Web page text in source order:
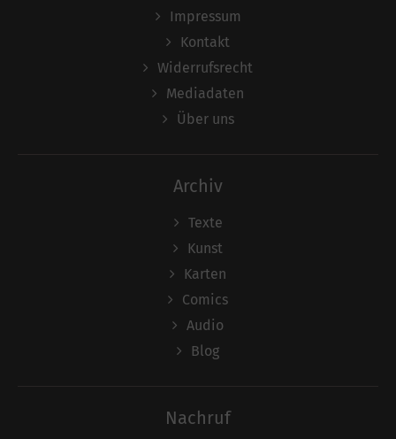
Impressum
Kontakt
Widerrufsrecht
Mediadaten
Über uns
Archiv
Texte
Kunst
Karten
Comics
Audio
Blog
Nachruf